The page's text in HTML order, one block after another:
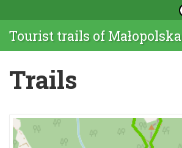
Tourist trails of Małopolska
Trails